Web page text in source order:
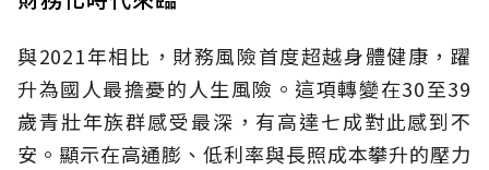
與2021年相比，財務風險首度超越身體健康，躍
升為國人最擔憂的人生風險。這項轉變在30至39
歲青壯年族群感受最深，有高達七成對此感到不
安。顯示在高通膨、低利率與長照成本攀升的壓力